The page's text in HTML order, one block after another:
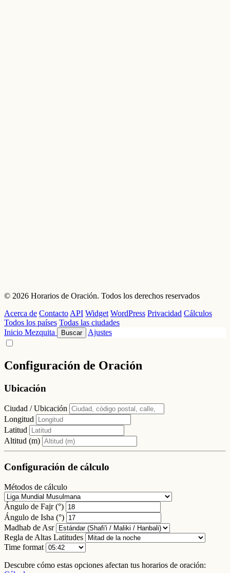
© 2026 Horarios de Oración. Todos los derechos reservados
Acerca de Contacto API Widget WordPress Privacidad Cálculos
Todos los países Todas las ciudades
Inicio Mezquita Buscar Ajustes
Configuración de Oración
Ubicación
Ciudad / Ubicación
Longitud
Latitud
Altitud (m)
Configuración de cálculo
Métodos de cálculo
Ángulo de Fajr (°)
Ángulo de Isha (°)
Madhab de Asr
Regla de Altas Latitudes
Time format
Descubre cómo estas opciones afectan tus horarios de oración: